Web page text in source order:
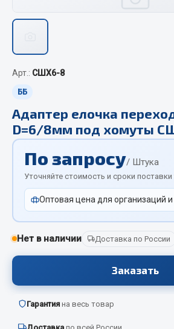
ЦЕПИ РОССИЯ
Изготовление цепей на колеса BOHU
Весь раздел
Отопители салона,
Автономные воздушные отопители
Жидкостные подогреватели
Отопители салона
Подогреватели тосола
Весь раздел
Автозвук
Арт.: СШХ6-8
ББ
Адаптер елочка
D=6/8мм под хомуты
По запросу/ Штука
Уточняйте стоимость и сроки
Оптовая цена для организаций и
Нет в наличии Доставка по России
Заказать
Гарантия на весь товар